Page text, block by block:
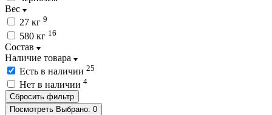
Вес
27 кг 9
580 кг 16
Состав
Наличие товара
Есть в наличии 25
Нет в наличии 4
Посмотреть Выбрано: 0